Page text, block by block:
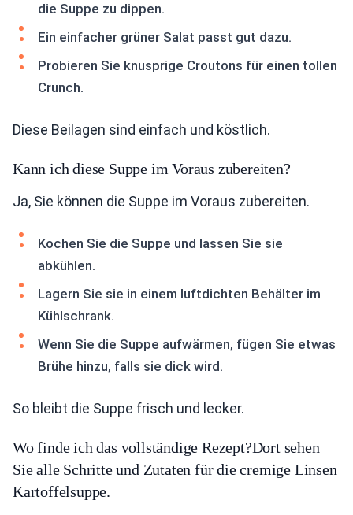
die Suppe zu dippen.
Ein einfacher grüner Salat passt gut dazu.
Probieren Sie knusprige Croutons für einen tollen
Crunch.
Diese Beilagen sind einfach und köstlich.
Kann ich diese Suppe im Voraus zubereiten?
Ja, Sie können die Suppe im Voraus zubereiten.
Kochen Sie die Suppe und lassen Sie sie
abkühlen.
Lagern Sie sie in einem luftdichten Behälter im
Kühlschrank.
Wenn Sie die Suppe aufwärmen, fügen Sie etwas
Brühe hinzu, falls sie dick wird.
So bleibt die Suppe frisch und lecker.
Wo finde ich das vollständige Rezept?Dort sehen
Sie alle Schritte und Zutaten für die cremige Linsen
Kartoffelsuppe.